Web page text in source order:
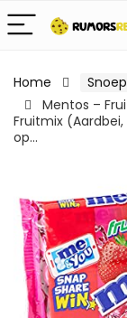
Home
Mentos –
Fruitmix
op…